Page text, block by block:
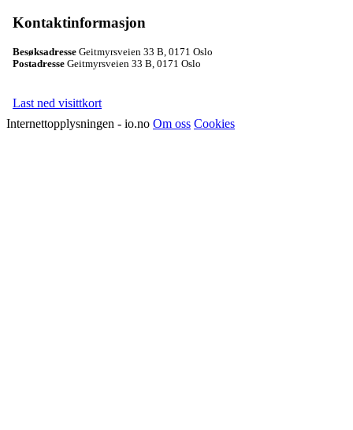
Kontaktinformasjon
Besøksadresse Geitmyrsveien 33 B 0171 Oslo
Postadresse Geitmyrsveien 33 B 0171 Oslo
Last ned visittkort
Internettopplysningen - io.no Om oss Cookies